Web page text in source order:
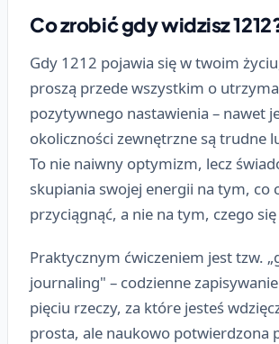
Co zrobić gdy widzisz
Gdy 1212 pojawia się w twoim
proszą przede wszystkim o
pozytywnego nastawienia – nawet
okoliczności zewnętrzne są trudne
To nie naiwny optymizm, lecz
skupiania swojej energii na tym, co
przyciągnąć, a nie na tym, czego
Praktycznym ćwiczeniem jest tzw.
journaling" – codzienne
pięciu rzeczy, za które jesteś
prosta, ale naukowo potwierdzona